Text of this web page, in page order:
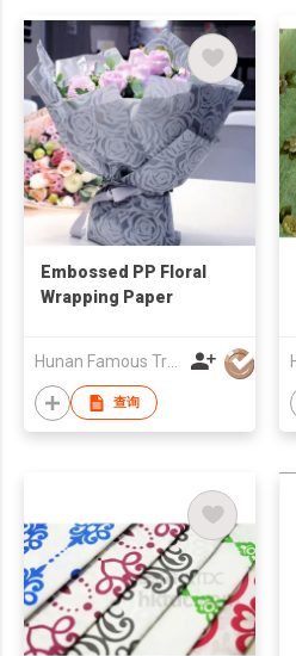
Embossed PP Floral
Wrapping Paper
Hunan Famous Trading Co., Ltd.
查询